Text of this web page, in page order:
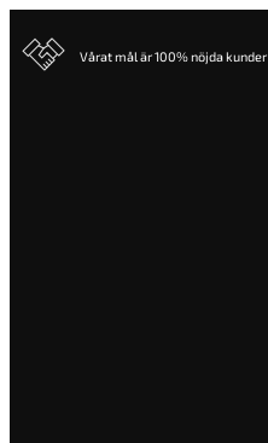
Vårat mål är 100% nöjda kunder